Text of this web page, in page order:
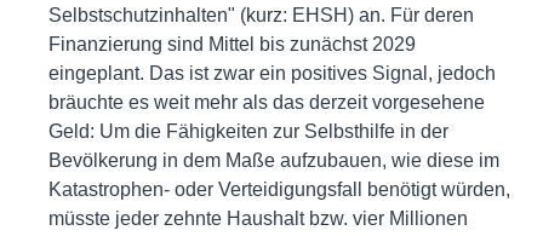
Selbstschutzinhalten" (kurz: EHSH) an. Für deren
Finanzierung sind Mittel bis zunächst 2029
eingeplant. Das ist zwar ein positives Signal, jedoch
bräuchte es weit mehr als das derzeit vorgesehene
Geld: Um die Fähigkeiten zur Selbsthilfe in der
Bevölkerung in dem Maße aufzubauen, wie diese im
Katastrophen- oder Verteidigungsfall benötigt würden,
müsste jeder zehnte Haushalt bzw. vier Millionen